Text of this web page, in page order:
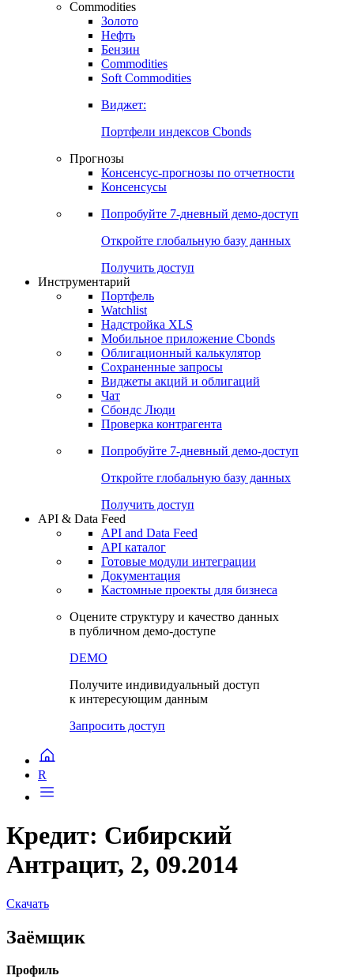
Commodities
Золото
Нефть
Бензин
Commodities
Soft Commodities
Виджет:
Портфели индексов Cbonds
Прогнозы
Консенсус-прогнозы по отчетности
Консенсусы
Попробуйте 7-дневный демо-доступ
Откройте глобальную базу данных
Получить доступ
Инструментарий
Портфель
Watchlist
Надстройка XLS
Мобильное приложение Cbonds
Облигационный калькулятор
Сохраненные запросы
Виджеты акций и облигаций
Чат
Сбондс Люди
Проверка контрагента
Попробуйте 7-дневный демо-доступ
Откройте глобальную базу данных
Получить доступ
API & Data Feed
API and Data Feed
API каталог
Готовые модули интеграции
Документация
Кастомные проекты для бизнеса
Оцените структуру и качество данных
в публичном демо-доступе
DEMO
Получите индивидуальный доступ
к интересующим данным
Запросить доступ
R
Кредит: Сибирский
Антрацит, 2, 09.2014
Скачать
Заёмщик
Профиль